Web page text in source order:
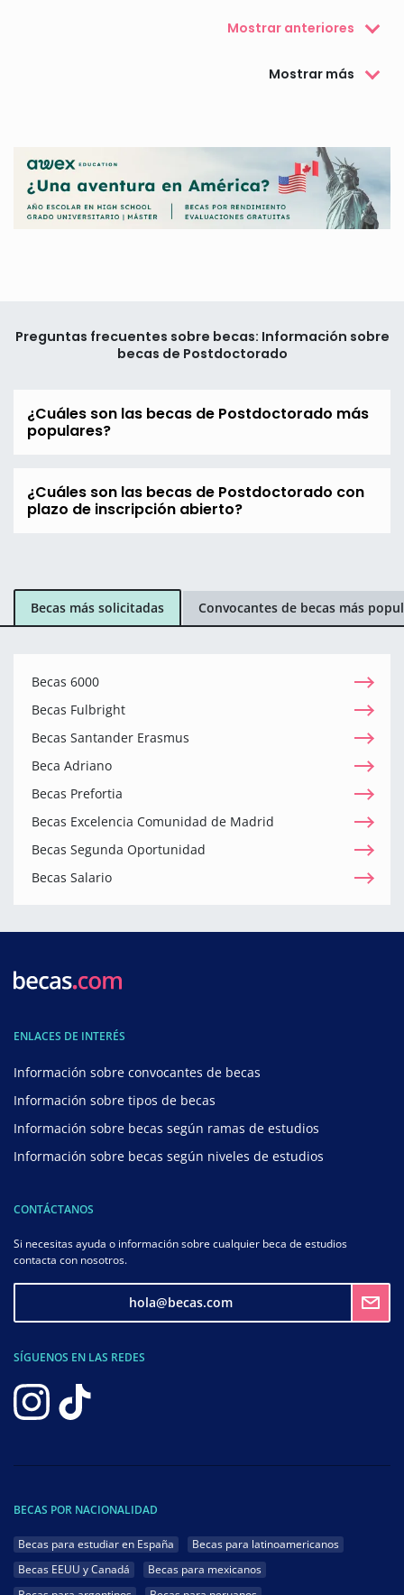
Mostrar anteriores
Mostrar más
Preguntas frecuentes sobre becas: Información sobre
becas de Postdoctorado
¿Cuáles son las becas de Postdoctorado más
populares?
¿Cuáles son las becas de Postdoctorado con
plazo de inscripción abierto?
Becas más solicitadas Convocantes de becas más
Becas 6000
Becas Fulbright
Becas Santander Erasmus
Beca Adriano
Becas Prefortia
Becas Excelencia Comunidad de Madrid
Becas Segunda Oportunidad
Becas Salario
ENLACES DE INTERÉS
Información sobre convocantes de becas
Información sobre tipos de becas
Información sobre becas según ramas de estudios
Información sobre becas según niveles de estudios
CONTÁCTANOS
Si necesitas ayuda o información sobre cualquier beca de estudios
contacta con nosotros.
hola@becas.com
SÍGUENOS EN LAS REDES
BECAS POR NACIONALIDAD
Becas para estudiar en España
Becas para latinoamericanos
Becas EEUU y Canadá
Becas para mexicanos